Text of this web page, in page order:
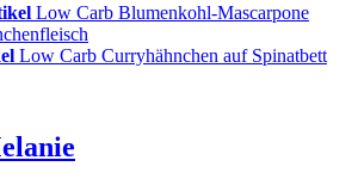
Low Carb Blumenkohl-Mascarpone
Low Carb Curryhähnchen auf Spinatbett